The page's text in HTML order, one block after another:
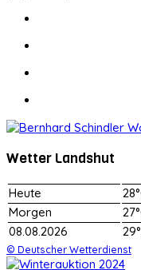
Wetter Landshut
Heute
Morgen
08.08.2026
© Deutscher Wetterdienst